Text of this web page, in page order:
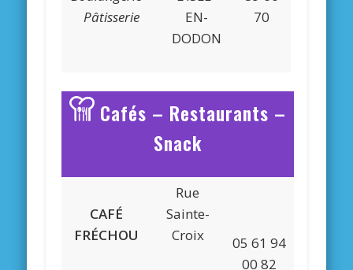
Pâtisserie
EN-
DODON
70
Cafés – Restaurants –
Snack
CAFÉ
FRÉCHOU
Rue
Sainte-
Croix
05 61 94
00 82